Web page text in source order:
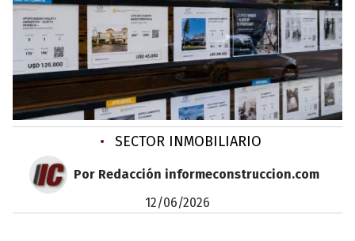
• SECTOR INMOBILIARIO
Por Redacción informeconstruccion.com
12/06/2026